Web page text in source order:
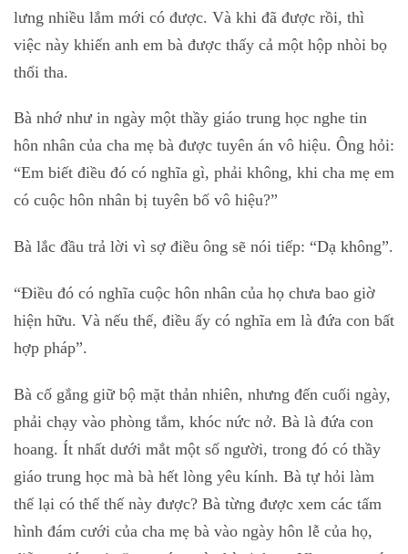
lưng nhiều lắm mới có được. Và khi đã được rồi, thì
việc này khiến anh em bà được thấy cả một hộp nhòi bọ
thối tha.
Bà nhớ như in ngày một thầy giáo trung học nghe tin
hôn nhân của cha mẹ bà được tuyên án vô hiệu. Ông hỏi:
“Em biết điều đó có nghĩa gì, phải không, khi cha mẹ em
có cuộc hôn nhân bị tuyên bố vô hiệu?”
Bà lắc đầu trả lời vì sợ điều ông sẽ nói tiếp: “Dạ không”.
“Điều đó có nghĩa cuộc hôn nhân của họ chưa bao giờ
hiện hữu. Và nếu thế, điều ấy có nghĩa em là đứa con bất
hợp pháp”.
Bà cố gắng giữ bộ mặt thản nhiên, nhưng đến cuối ngày,
phải chạy vào phòng tắm, khóc nức nở. Bà là đứa con
hoang. Ít nhất dưới mắt một số người, trong đó có thầy
giáo trung học mà bà hết lòng yêu kính. Bà tự hỏi làm
thế lại có thể thế này được? Bà từng được xem các tấm
hình đám cưới của cha mẹ bà vào ngày hôn lễ của họ,